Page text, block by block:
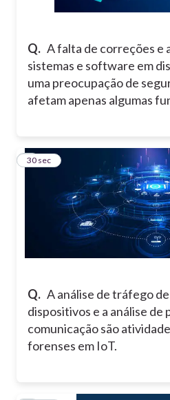
Q. A falta de correções e
sistemas e software em
uma preocupação de
afetam apenas algumas
Q. A análise de tráfego
dispositivos e a análise de
comunicação são
forenses em IoT.
7
30 sec